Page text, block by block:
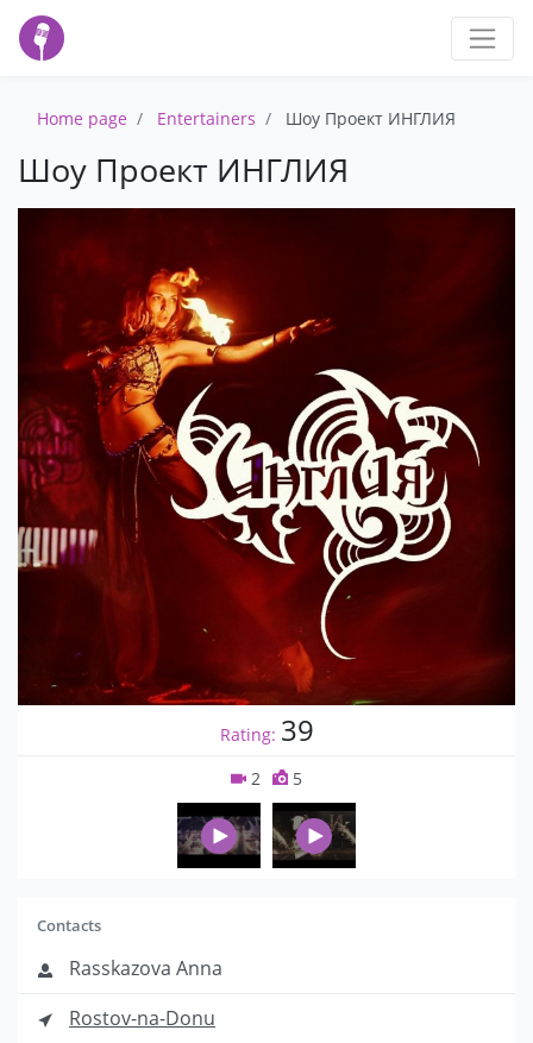
Home page Entertainers Шоу Проект ИНГЛИЯ
Шоу Проект ИНГЛИЯ
Rating: 39
2 5
Contacts
Rasskazova Anna
Rostov-na-Donu